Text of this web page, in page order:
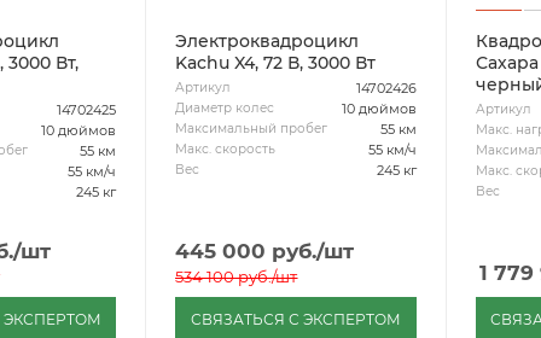
3000 Вт,
14702425
10 дюймов
55 км
55 км/ч
245 кг
/шт
ЭКСПЕРТОМ
Электроквадроцикл
Kachu X4, 72 В, 3000 Вт
Артикул 14702426
Диаметр колес 10 дюймов
Максимальный пробег 55 км
Макс. скорость 55 км/ч
Вес 245 кг
445 000 руб./шт
534 100руб./шт
СВЯЗАТЬСЯ С ЭКСПЕРТОМ
Артикул
Макс.
Макс.
Вес
1 779